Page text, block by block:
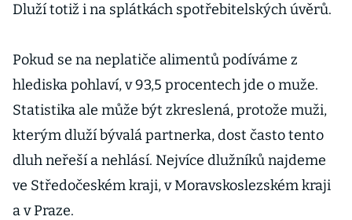
Dluží totiž i na splátkách spotřebitelských úvěrů.
Pokud se na neplatiče alimentů podíváme z
hlediska pohlaví, v 93,5 procentech jde o muže.
Statistika ale může být zkreslená, protože muži,
kterým dluží bývalá partnerka, dost často tento
dluh neřeší a nehlásí. Nejvíce dlužníků najdeme
ve Středočeském kraji, v Moravskoslezském kraji
a v Praze.